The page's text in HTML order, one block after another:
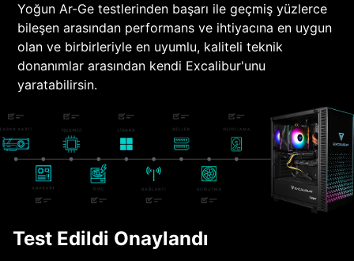
Yoğun Ar-Ge testlerinden başarı ile geçmiş yüzlerce
bileşen arasından performans ve ihtiyacına en uygun
olan ve birbirleriyle en uyumlu, kaliteli teknik
donanımlar arasından kendi Excalibur'unu
yaratabilirsin.
Test Edildi Onaylandı